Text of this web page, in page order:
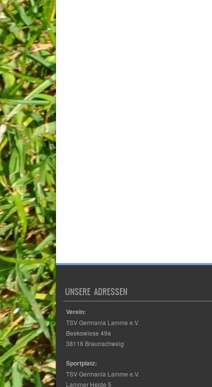
UNSERE ADRESSEN